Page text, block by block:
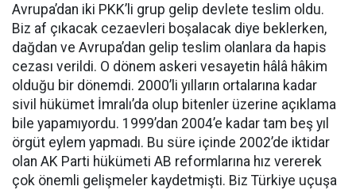
Avrupa’dan iki PKK’li grup gelip devlete teslim oldu.
Biz af çıkacak cezaevleri boşalacak diye beklerken,
dağdan ve Avrupa’dan gelip teslim olanlara da hapis
cezası verildi. O dönem askeri vesayetin hâlâ hâkim
olduğu bir dönemdi. 2000’li yılların ortalarına kadar
sivil hükümet İmralı’da olup bitenler üzerine açıklama
bile yapamıyordu. 1999’dan 2004’e kadar tam beş yıl
örgüt eylem yapmadı. Bu süre içinde 2002’de iktidar
olan AK Parti hükümeti AB reformlarına hız vererek
çok önemli gelişmeler kaydetmişti. Biz Türkiye uçuşa